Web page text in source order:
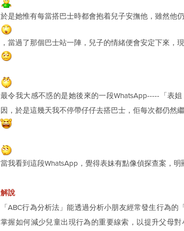
於是她惟有每當搭巴士時都會抱着兒子安撫他，雖然他
，當過了那個巴士站一陣，兒子的情緒便會安定下來，
最令我大感不惑的是她後來的一段WhatsApp-----「表
因，於是這幾天我不停帶仔仔去搭巴士，佢每次都仍然
當我看到這段WhatsApp，覺得表妹有點像偵探查案，
解說
「ABC行為分析法」能透過分析小朋友經常發生行為
掌握如何減少兒童出現行為的重要線索，以提升父母